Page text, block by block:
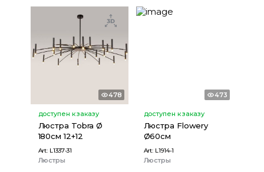
478
доступен к заказу
Люстра Tobra Ø
180см 12+12
Art: L1337-31
Люстры
473
доступен к заказу
Люстра Flowery
Ø60см
Art: L1914-1
Люстры